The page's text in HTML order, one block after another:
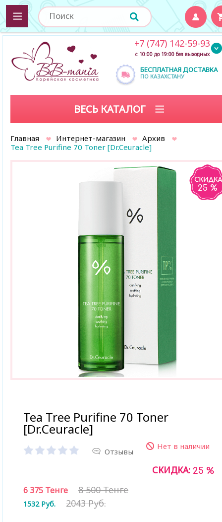
БЕСПЛАТНАЯ ДОСТАВКА
ПО КАЗАХСТАНУ
+7 (747) 142-59-93
с 10:00 до 19:00 без выходных
ВЕСЬ КАТАЛОГ
Главная Интернет-магазин
Архив
Tea Tree Purifine 70 Toner [Dr.Ceuracle]
25 %
Tea Tree Purifine 70 Toner
[Dr.Ceuracle]
Отзывы
Нет в наличии
СКИДКА: 25 %
6 375 Тенге 8 500 Тенге
1532 Руб. 2043 Руб.